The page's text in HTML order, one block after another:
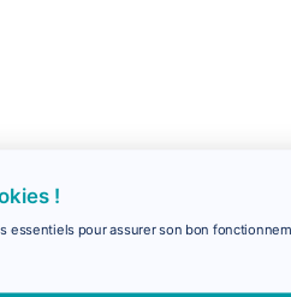
!
essentiels pour assurer son bon